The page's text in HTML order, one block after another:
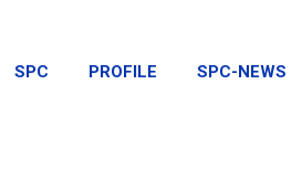
SPC PROFILE SPC-NEWS